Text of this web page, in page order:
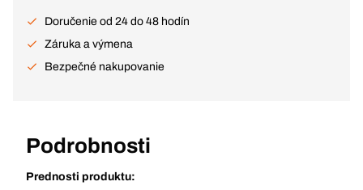
Doručenie od 24 do 48 hodín
Záruka a výmena
Bezpečné nakupovanie
Podrobnosti
Prednosti produktu: